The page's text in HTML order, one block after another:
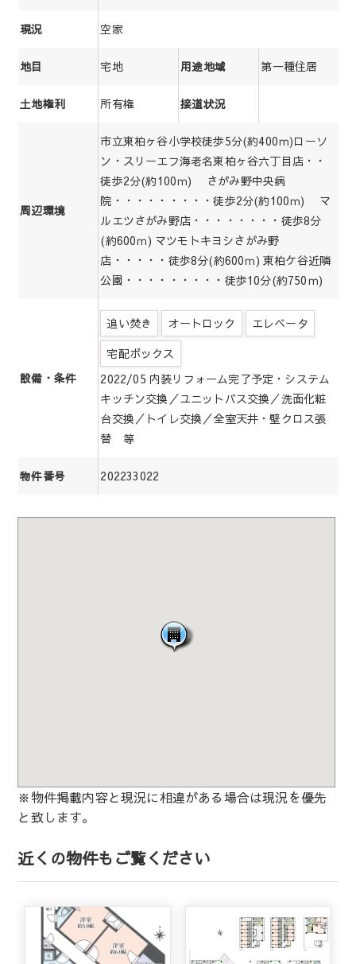
現況 空家
地目 宅地 用途地域 第一種住居
土地権利 所有権 接道状況
周辺環境
市立東柏ヶ谷小学校徒歩5分(約400ｍ)ローソ
ン・スリーエフ海老名東柏ヶ谷六丁目店・・
徒歩2分(約100ｍ) さがみ野中央病
院・・・・・・・・・徒歩2分(約100ｍ) マ
ルエツさがみ野店・・・・・・・・徒歩8分
(約600ｍ) マツモトキヨシさがみ野
店・・・・・徒歩8分(約600ｍ) 東柏ケ谷近隣
公園・・・・・・・・・徒歩10分(約750ｍ)
設備・条件
追い焚き オートロック
エレベータ
宅配ボックス
2022/05 内装リフォーム完了予定・システム
キッチン交換／ユニットバス交換／洗面化粧
台交換／トイレ交換／全室天井・壁クロス張
替 等
物件番号 202233022
※物件掲載内容と現況に相違がある場合は現況を優先
と致します。
近くの物件もご覧ください